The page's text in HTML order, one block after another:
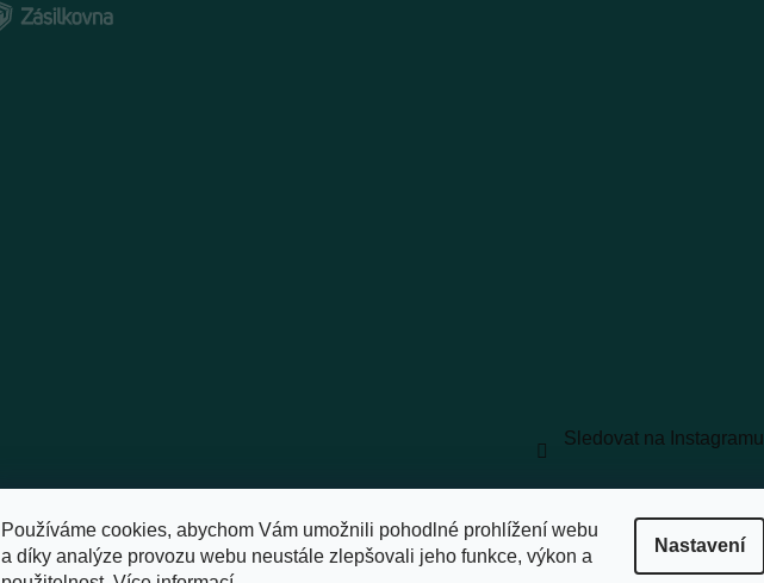
Používáme cookies, abychom Vám umožnili pohodlné prohlížení webu
a díky analýze provozu webu neustále zlepšovali jeho funkce, výkon a
Nastavení
Sledovat na Instagramu